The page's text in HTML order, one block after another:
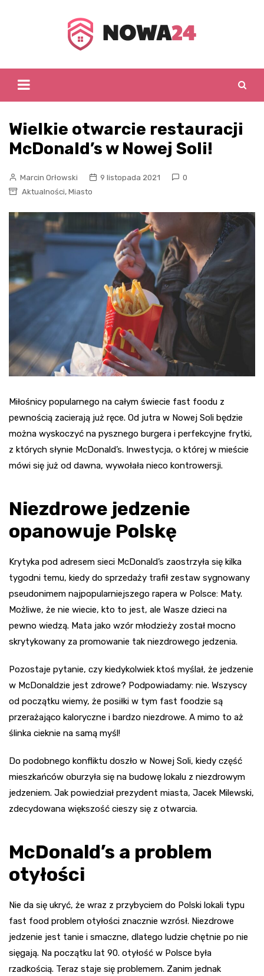
Wielkie otwarcie restauracji
McDonald’s w Nowej Soli!
Marcin Orłowski 9 listopada 2021
0
Aktualności, Miasto
Miłośnicy popularnego na całym świecie fast foodu z
pewnością zacierają już ręce. Od jutra w Nowej Soli będzie
można wyskoczyć na pysznego burgera i perfekcyjne frytki,
z których słynie McDonald’s. Inwestycja, o której w mieście
mówi się już od dawna, wywołała nieco kontrowersji.
Niezdrowe jedzenie
opanowuje Polskę
Krytyka pod adresem sieci McDonald’s zaostrzyła się kilka
tygodni temu, kiedy do sprzedaży trafił zestaw sygnowany
pseudonimem najpopularniejszego rapera w Polsce: Maty.
Możliwe, że nie wiecie, kto to jest, ale Wasze dzieci na
pewno wiedzą. Mata jako wzór młodzieży został mocno
skrytykowany za promowanie tak niezdrowego jedzenia.
Pozostaje pytanie, czy kiedykolwiek ktoś myślał, że jedzenie
w McDonaldzie jest zdrowe? Podpowiadamy: nie. Wszyscy
od początku wiemy, że posiłki w tym fast foodzie są
przerażająco kaloryczne i bardzo niezdrowe. A mimo to aż
ślinka cieknie na samą myśl!
Do podobnego konfliktu doszło w Nowej Soli, kiedy część
mieszkańców oburzyła się na budowę lokalu z niezdrowym
jedzeniem. Jak powiedział prezydent miasta, Jacek Milewski,
zdecydowana większość cieszy się z otwarcia.
McDonald’s a problem
otyłości
Nie da się ukryć, że wraz z przybyciem do Polski lokali typu
fast food problem otyłości znacznie wzrósł. Niezdrowe
jedzenie jest tanie i smaczne, dlatego ludzie chętnie po nie
sięgają. Na początku lat 90. otyłość w Polsce była
rzadkością. Teraz staje się problemem. Zanim jednak